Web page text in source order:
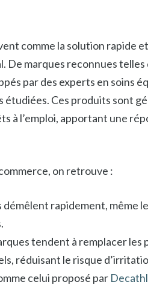
comme la solution rapide
De marques reconnues telles
par des experts en soins
Ces produits sont
à l’emploi, apportant une
on retrouve :
démêlent rapidement, même
tendent à remplacer les
réduisant le risque
celui proposé par